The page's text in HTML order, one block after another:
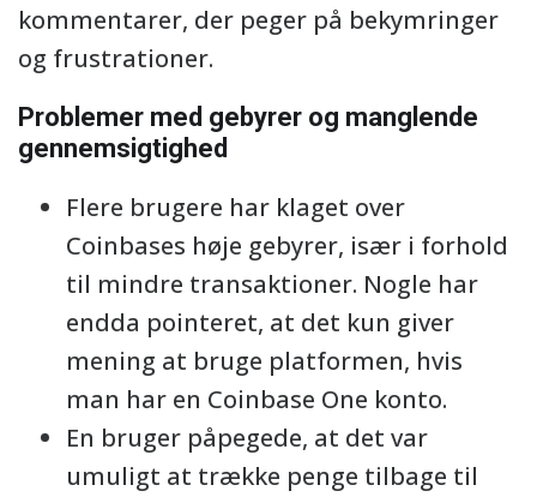
kommentarer, der peger på bekymringer
og frustrationer.
Problemer med gebyrer og manglende
gennemsigtighed
Flere brugere har klaget over
Coinbases høje gebyrer, især i forhold
til mindre transaktioner. Nogle har
endda pointeret, at det kun giver
mening at bruge platformen, hvis
man har en Coinbase One konto.
En bruger påpegede, at det var
umuligt at trække penge tilbage til